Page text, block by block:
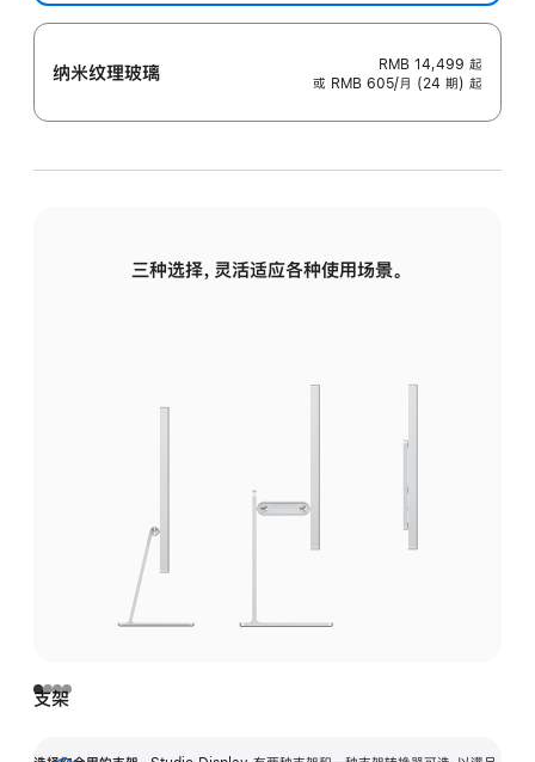
纳米纹理玻璃 RMB 14,499 起
或 RMB 605/月 (24 期) 起
三种选择，灵活适应各种使用场景。
支架